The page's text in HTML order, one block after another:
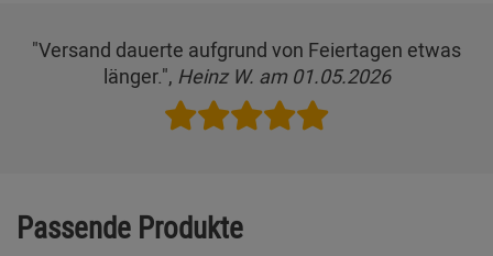
"Versand dauerte aufgrund von Feiertagen etwas
länger.", Heinz W. am 01.05.2026
Passende Produkte